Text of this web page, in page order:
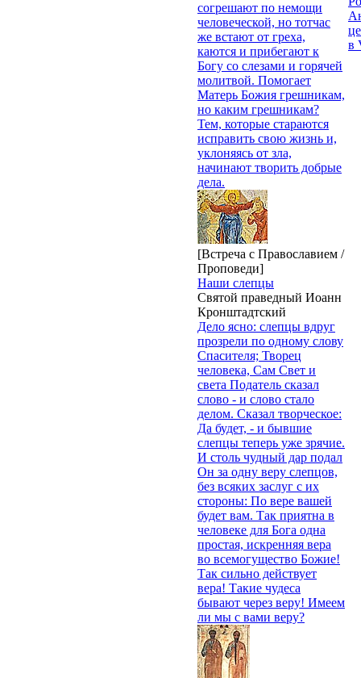
согрешают по немощи
человеческой, но тотчас
же встают от греха,
каются и прибегают к
Богу со слезами и горячей
молитвой. Помогает
Матерь Божия грешникам,
но каким грешникам?
Тем, которые стараются
исправить свою жизнь и,
уклоняясь от зла,
начинают творить добрые
дела.
[Встреча с Православием /
Проповеди]
Наши слепцы
Святой праведный Иоанн
Кронштадтский
Дело ясно: слепцы вдруг
прозрели по одному слову
Спасителя; Творец
человека, Сам Свет и
света Податель сказал
слово - и слово стало
делом. Сказал творческое:
Да будет, - и бывшие
слепцы теперь уже зрячие.
И столь чудный дар подал
Он за одну веру слепцов,
без всяких заслуг с их
стороны: По вере вашей
будет вам. Так приятна в
человеке для Бога одна
простая, искренняя вера
во всемогущество Божие!
Так сильно действует
вера! Такие чудеса
бывают через веру! Имеем
ли мы с вами веру?
в